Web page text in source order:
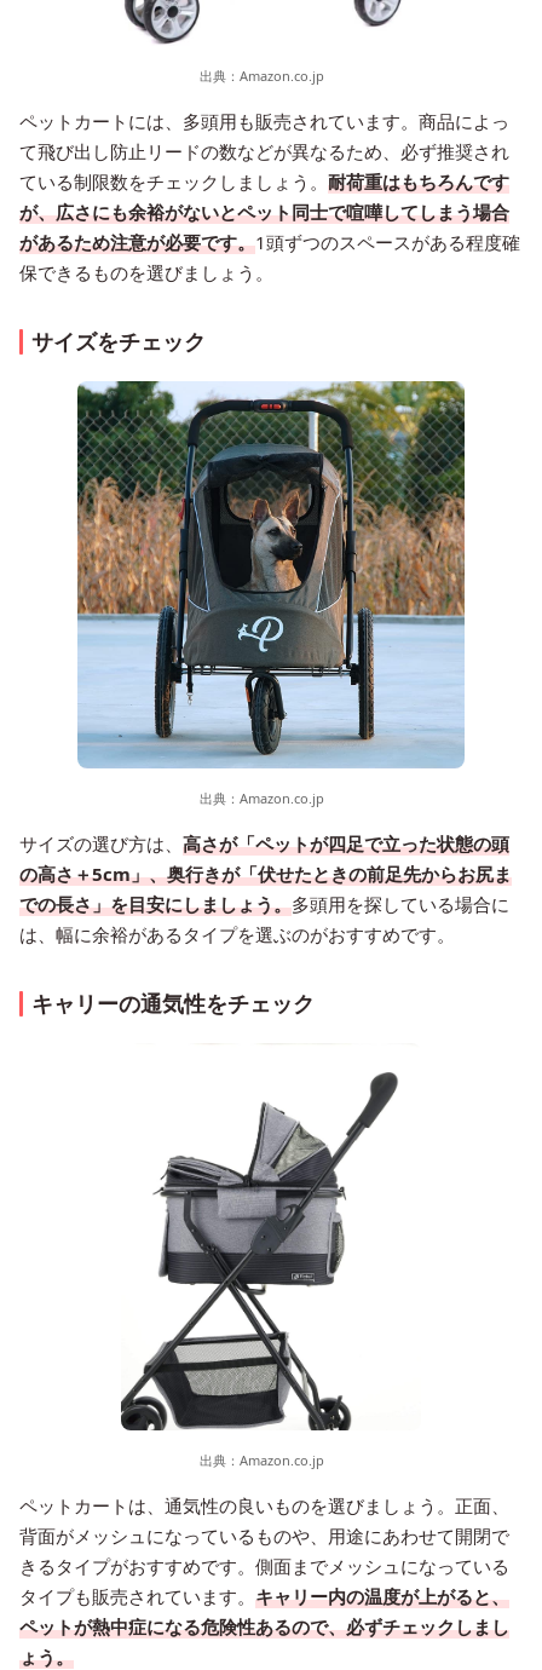
出典： Amazon.co.jp
ペットカートには、多頭用も販売されています。商品によっ
て飛び出し防止リードの数などが異なるため、必ず推奨され
ている制限数をチェックしましょう。 耐荷重はもちろんです
が、広さにも余裕がないとペット同士で喧嘩してしまう場合
があるため注意が必要です。1頭ずつのスペースがある程度確
保できるものを選びましょう。
サイズをチェック
出典： Amazon.co.jp
サイズの選び方は、 高さが「ペットが四足で立った状態の頭
の高さ＋5cm」、奥行きが「伏せたときの前足先からお尻ま
での長さ」を目安にしましょう。多頭用を探している場合に
は、幅に余裕があるタイプを選ぶのがおすすめです。
キャリーの通気性をチェック
出典： Amazon.co.jp
ペットカートは、通気性の良いものを選びましょう。正面、
背面がメッシュになっているものや、用途にあわせて開閉で
きるタイプがおすすめです。側面までメッシュになっている
タイプも販売されています。 キャリー内の温度が上がると、
ペットが熱中症になる危険性あるので、必ずチェックしまし
ょう。